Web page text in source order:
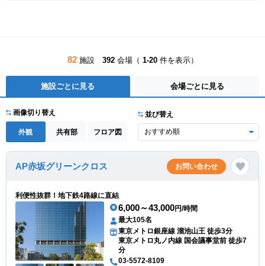
82施設 392会場（ 1-20件を表示）
施設ごとに見る 会場ごとに見る
画像切り替え
外観 共有部 フロア図
並び替え
AP赤坂グリーンクロス お問い合わせ
利便性抜群！地下鉄4路線に直結
6,000～43,000円/時間
最大105名
東京メトロ銀座線 溜池山王 徒歩3分
東京メトロ丸ノ内線 国会議事堂前 徒歩7
分
03-5572-8109